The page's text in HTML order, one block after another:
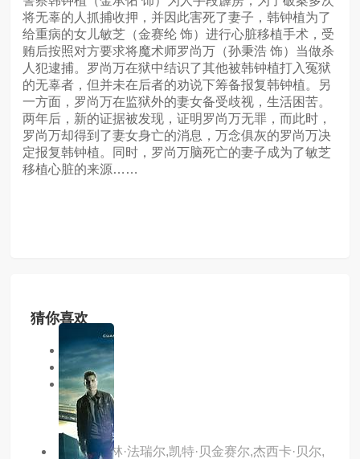
将无辜的人抓捕收押，并因此害死了妻子，韩钟植为了
给重病的女儿敏芝（金赛纶 饰）进行心脏移植手术，受
贿后按照对方要求将魔术师罗尚万（孙秉浩 饰）当做杀
人犯逮捕。罗尚万在狱中结识了其他被韩钟植打入冤狱
的无辜者，但并未在后者的劝说下筹备报复韩钟植。另
一方面，罗尚万在监狱外的妻女备受歧视，生活困苦。
两年后，新的证据被发现，证明罗尚万无罪，而此时，
罗尚万却得到了妻女身亡的消息，万念俱灰的罗尚万决
定报复韩钟植。同时，罗尚万脑死亡的妻子成为了敏芝
移植心脏的来源……
猜你喜欢
同类型
同地区
同年份
主演：科林·法瑞尔,凯特·贝金赛尔,杰西卡·贝尔,